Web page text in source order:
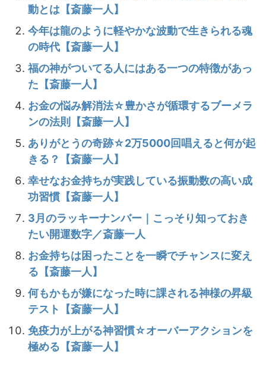
動とは【斎藤一人】
今年は龍のように軽やかな波動で生きられる魂
の時代【斎藤一人】
福の神がついてる人にはある一つの特徴があっ
た【斎藤一人】
お金の悩み解消法☆豊かさが循環するブーメラ
ンの法則【斎藤一人】
ありがとうの奇跡☆2万5000回唱えると何が起
きる？【斎藤一人】
幸せなお金持ちが実践している振動数の高い成
功習慣【斎藤一人】
3月のラッキーナンバー｜こっそり知っておき
たい開運数字／斎藤一人
お金持ちは困ったことを一瞬でチャンスに変え
る【斎藤一人】
何もかもが嫌になった時に課される神様の昇級
テスト【斎藤一人】
免疫力が上がる神習慣☆オーバーアクションを
極める【斎藤一人】